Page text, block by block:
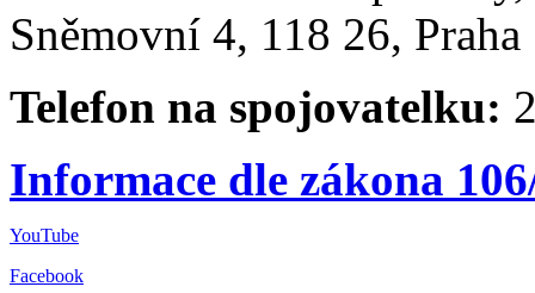
Sněmovní 4, 118 26,
Telefon na spojovatelku:
Informace dle zákona
YouTube
Facebook